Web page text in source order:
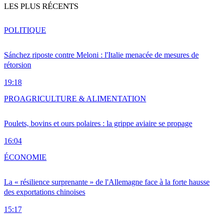
LES PLUS RÉCENTS
Sánchez riposte contre Meloni : l'Italie menacée de mesures de
rétorsion
19:18
POLITIQUE
Poulets, bovins et ours polaires : la grippe aviaire se propage
16:04
PROAGRICULTURE & ALIMENTATION
La « résilience surprenante » de l'Allemagne face à la forte hausse
des exportations chinoises
15:17
ÉCONOMIE